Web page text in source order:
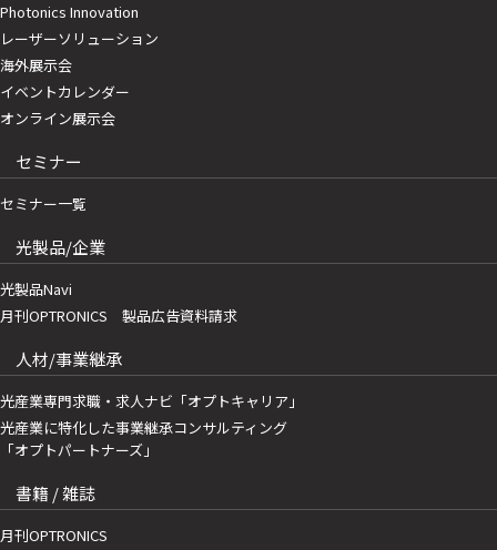
Photonics Innovation
レーザーソリューション
海外展示会
イベントカレンダー
オンライン展示会
セミナー
セミナー一覧
光製品/企業
光製品Navi
月刊OPTRONICS 製品広告資料請求
人材/事業継承
光産業専門求職・求人ナビ「オプトキャリア」
光産業に特化した事業継承コンサルティング
「オプトパートナーズ」
書籍 / 雑誌
月刊OPTRONICS